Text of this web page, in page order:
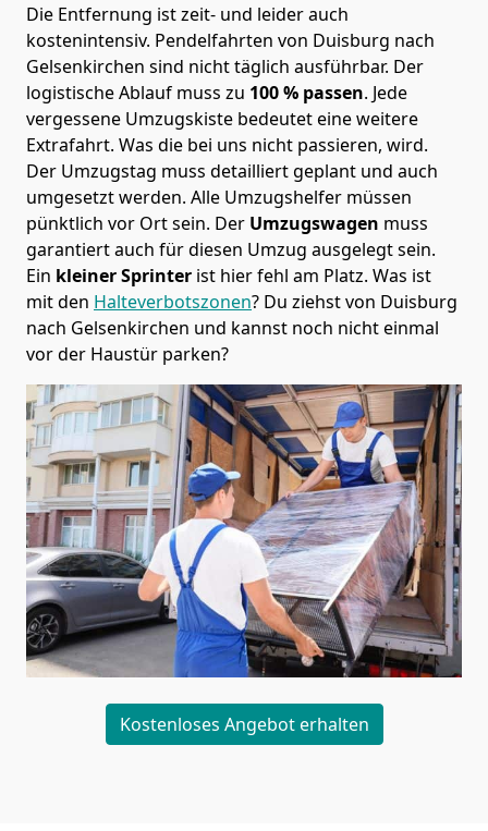
Die Entfernung ist zeit- und leider auch
kostenintensiv. Pendelfahrten von Duisburg nach
Gelsenkirchen sind nicht täglich ausführbar. Der
logistische Ablauf muss zu 100 % passen. Jede
vergessene Umzugskiste bedeutet eine weitere
Extrafahrt. Was die bei uns nicht passieren, wird.
Der Umzugstag muss detailliert geplant und auch
umgesetzt werden. Alle Umzugshelfer müssen
pünktlich vor Ort sein. Der Umzugswagen muss
garantiert auch für diesen Umzug ausgelegt sein.
Ein kleiner Sprinter ist hier fehl am Platz. Was ist
mit den Halteverbotszonen? Du ziehst von Duisburg
nach Gelsenkirchen und kannst noch nicht einmal
vor der Haustür parken?
Kostenloses Angebot erhalten